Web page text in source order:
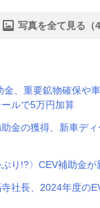
写真を全て見る（4
金、重要鉱物確保や
ルで5万円加算
助金の獲得、新車デ
ぶり!?〉CEV補助金が
社長、2024年度の